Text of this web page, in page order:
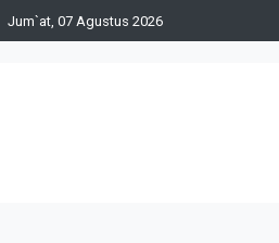
Jum`at, 07 Agustus 2026